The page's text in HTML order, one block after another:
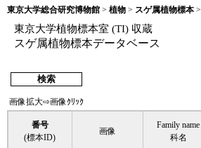
東京大学総合研究博物館 > 植物 > スゲ属植物標本 >
東京大学植物標本室 (TI) 収蔵
スゲ属植物標本データベース
検索
画像拡大⇨画像ｸﾘｯｸ
番号
(標本ID)
画像
Family name
科名